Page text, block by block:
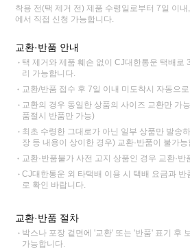
착용 전(택 제거 전) 제품 수령일로부터 7일 이
에서 직접 신청 가능합니다.
교환·반품 안내
택 제거와 제품 훼손 없이 CJ대한통운 택배로
리 가능합니다.
교환/반품 접수 후 7일 이내 미도착시 자동으
교환의 경우 동일한 상품의 사이즈 교환만 가
품절시 반품만 가능)
최초 수령한 그대로가 아닌 일부 상품만 발송
장 등 내용이 상이한 경우) 교환·반품이 불가능
교환·반품불가 사전 고지 상품인 경우 교환·반
CJ대한통운 외 타택배 이용 시 택배 요금과 반
로 확인 바랍니다.
교환·반품 절차
박스나 포장 겉면에 '교환' 또는 '반품' 표기 후
가능합니다.